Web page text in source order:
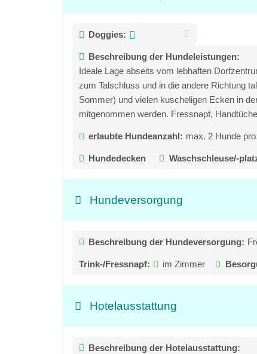
Doggies:
Beschreibung der Hundeleistungen:
Ideale Lage abseits vom lebhaften
zum Talschluss und in die andere Richtung
Sommer) und vielen kuscheligen Ecken in
mitgenommen werden. Fressnapf,
erlaubte Hundeanzahl: max. 2 Hunde
Hundedecken Waschschleuse/-
Hundeversorgung
Beschreibung der Hundeversorgung:
Trink-/Fressnapf: im Zimmer
Hotelausstattung
Beschreibung der Hotelausstattung: